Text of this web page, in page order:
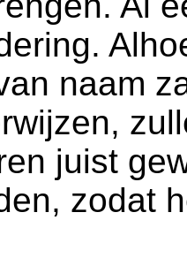
naam
juist
zodat